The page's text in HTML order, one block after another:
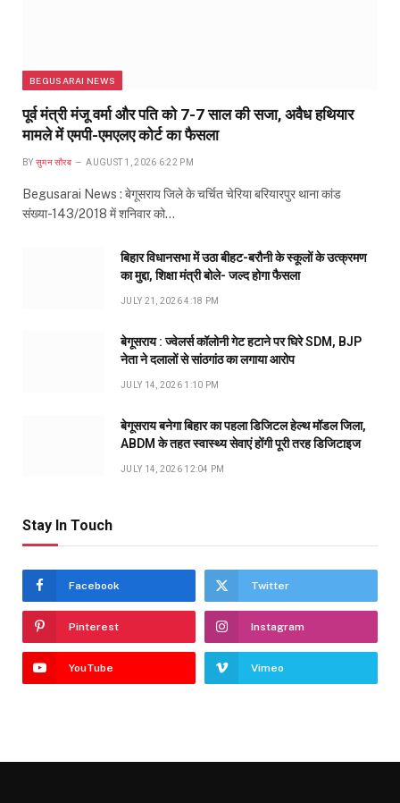
BEGUSARAI NEWS
पूर्व मंत्री मंजू वर्मा और पति को 7-7 साल की सजा, अवैध हथियार
मामले में एमपी-एमएलए कोर्ट का फैसला
BY सुमन सौरब AUGUST 1, 2026 6:22 PM
Begusarai News : बेगूसराय जिले के चर्चित चेरिया बरियारपुर थाना कांड
संख्या-143/2018 में शनिवार को…
बिहार विधानसभा में उठा बीहट-बरौनी के स्कूलों के उत्क्रमण
का मुद्दा, शिक्षा मंत्री बोले- जल्द होगा फैसला
JULY 21, 2026 4:18 PM
बेगूसराय : ज्वेलर्स कॉलोनी गेट हटाने पर घिरे SDM, BJP
नेता ने दलालों से सांठगांठ का लगाया आरोप
JULY 14, 2026 1:10 PM
बेगूसराय बनेगा बिहार का पहला डिजिटल हेल्थ मॉडल जिला,
ABDM के तहत स्वास्थ्य सेवाएं होंगी पूरी तरह डिजिटाइज
JULY 14, 2026 12:04 PM
Stay In Touch
Facebook Twitter
Pinterest Instagram
YouTube Vimeo